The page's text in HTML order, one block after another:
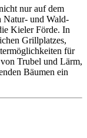
nur auf dem
Natur- und Wald-
Kieler Förde. In
Grillplatzes,
für
Trubel und Lärm,
Bäumen ein